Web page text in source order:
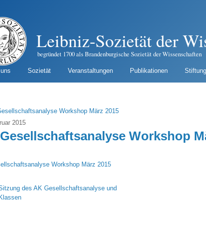
Leibniz-Sozietät der
begründet 1700 als Brandenburgische Sozietät der Wissenschaften
Sozietät Veranstaltungen Publikationen
2015
Workshop
Workshop März 2015
des AK Gesellschaftsanalyse und
Klassen